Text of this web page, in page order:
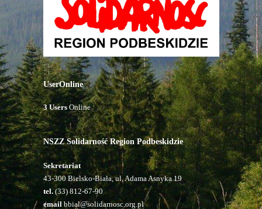
UserOnline
3 UsersOnline
NSZZ Solidarność Region Podbeskidzie
Sekretariat
43-300 Bielsko-Biała, ul. Adama Asnyka 19
tel.(33) 812-67-90
email bbial@solidarnosc.org.pl